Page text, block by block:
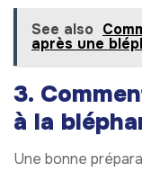
See also
après une
3.
à la
Une bonne